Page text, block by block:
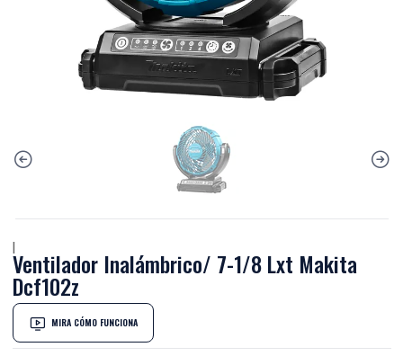
|
Ventilador Inalámbrico/ 7-1/8 Lxt Makita
Dcf102z
MIRA CÓMO FUNCIONA